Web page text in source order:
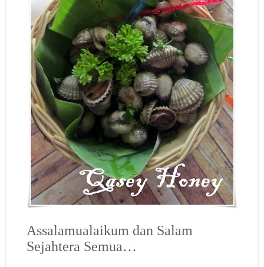
Assalamualaikum dan Salam
Sejahtera Semua…